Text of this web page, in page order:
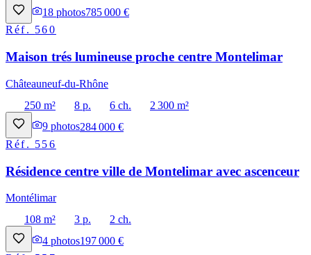
18 photos785 000 €
Réf. 560
Maison trés lumineuse proche centre Montelimar
Châteauneuf-du-Rhône
250 m²
8 p. 6 ch.
2 300 m²
9 photos284 000 €
Réf. 556
Résidence centre ville de Montelimar avec ascenceur
Montélimar
108 m²
3 p.
2 ch.
4 photos197 000 €